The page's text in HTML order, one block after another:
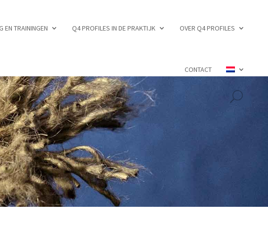
EN TRAININGEN Q4 PROFILES IN DE PRAKTIJK OVER Q4 PROFILES
CONTACT